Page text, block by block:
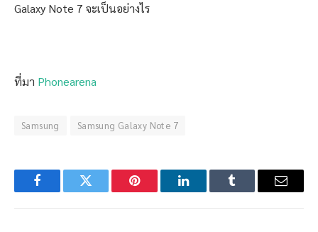
Galaxy Note 7 จะเป็นอย่างไร
ที่มา Phonearena
Samsung Samsung Galaxy Note 7
FacebookTwitter Pinterest LinkedInTumblr Email